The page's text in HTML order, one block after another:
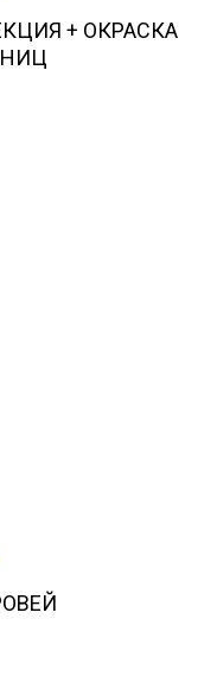
+ ОКРАСКА